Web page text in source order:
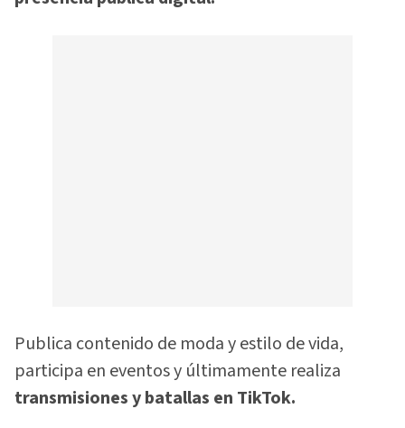
Publica contenido de moda y estilo de vida,
participa en eventos y últimamente realiza
transmisiones y batallas en TikTok.